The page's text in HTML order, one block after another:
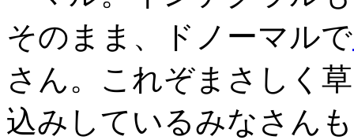
そのまま、ドノーマルで
さん。これぞまさしく
込みしているみなさん